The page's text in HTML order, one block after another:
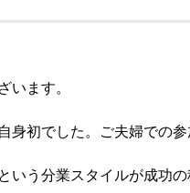
います。
身初でした。ご夫婦での参
いう分業スタイルが成功